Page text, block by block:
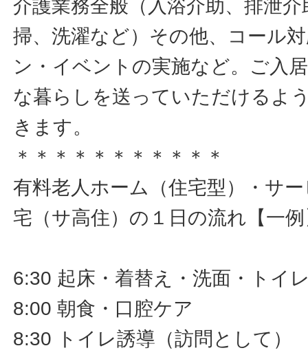
介護業務全般（入浴介助、排泄
掃、洗濯など）その他、コール
ン・イベントの実施など。ご入
な暮らしを送っていただけるよ
きます。
＊＊＊＊＊＊＊＊＊＊＊
有料老人ホーム（住宅型）・サ
宅（サ高住）の１日の流れ【一
6:30 起床・着替え・洗面・トイ
8:00 朝食・口腔ケア
8:30 トイレ誘導（訪問として）